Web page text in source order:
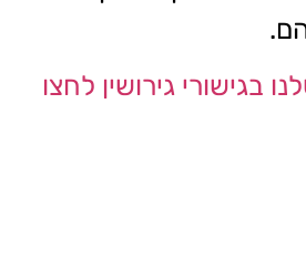
בגישורי גירושין לחצו